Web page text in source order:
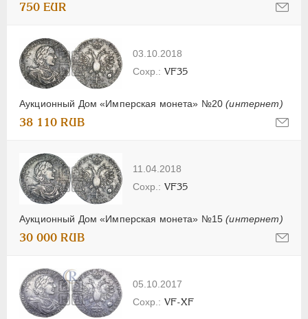
750 EUR
03.10.2018
Аукционный Дом «Имперская монета» №20(интернет)
VF35
38 110 RUB
11.04.2018
Аукционный Дом «Имперская монета» №15(интернет)
VF35
30 000 RUB
05.10.2017
VF-XF